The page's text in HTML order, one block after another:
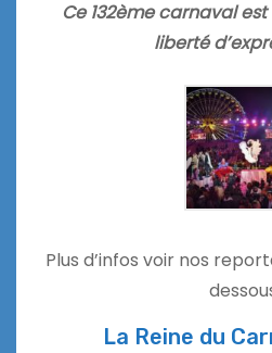
Ce 132ème carnaval
liberté
Plus d’infos voir nos
La Reine du